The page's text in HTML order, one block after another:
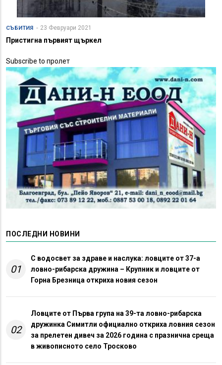
СЪБИТИЯ 23 Февруари 2021
Пристигна първият щъркел
Subscribe to пролет
ПОСЛЕДНИ НОВИНИ
01
С водосвет за здраве и наслука: ловците от 37-а
ловно-рибарска дружина – Крупник и ловците от
Горна Брезница откриха новия сезон
02
Ловците от Първа група на 39-та ловно-рибарска
дружинка Симитли официално откриха ловния сезон
за прелетен дивеч за 2026 година с празнична среща
в живописното село Тросково